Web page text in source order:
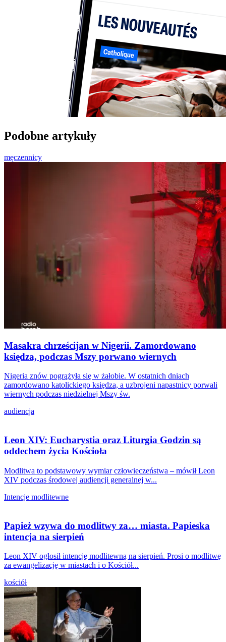
Podobne artykuły
męczennicy
Masakra chrześcijan w Nigerii. Zamordowano
księdza, podczas Mszy porwano wiernych
Nigeria znów pogrążyła się w żałobie. W ostatnich dniach
zamordowano katolickiego księdza, a uzbrojeni napastnicy porwali
wiernych podczas niedzielnej Mszy św.
audiencja
Leon XIV: Eucharystia oraz Liturgia Godzin są
oddechem życia Kościoła
Modlitwa to podstawowy wymiar człowieczeństwa – mówił Leon
XIV podczas środowej audiencji generalnej w...
Intencje modlitewne
Papież wzywa do modlitwy za… miasta. Papieska
intencja na sierpień
Leon XIV ogłosił intencję modlitewną na sierpień. Prosi o modlitwę
za ewangelizację w miastach i o Kościół...
kościół